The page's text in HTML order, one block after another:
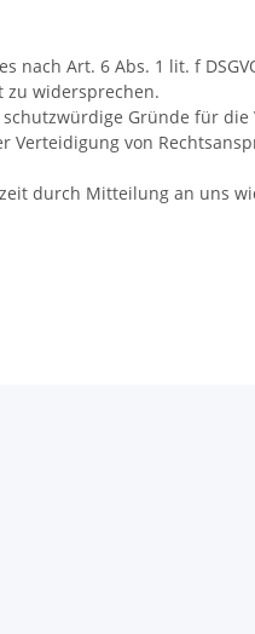
Art. 6 Abs. 1 lit. f
zu widersprechen.
Gründe für die
Verteidigung von
durch Mitteilung an uns